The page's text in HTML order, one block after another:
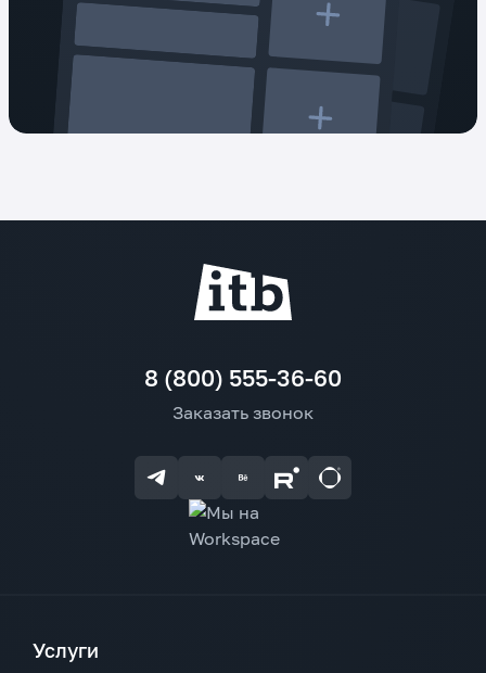
8 (800) 555-36-60
Заказать звонок
Услуги